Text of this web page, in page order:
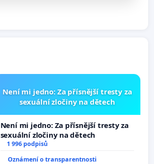
Není mi jedno: Za přísnější tresty za
sexuální zločiny na dětech
Není mi jedno: Za přísnější tresty za
sexuální zločiny na dětech
1 996 podpisů
Oznámení o transparentnosti